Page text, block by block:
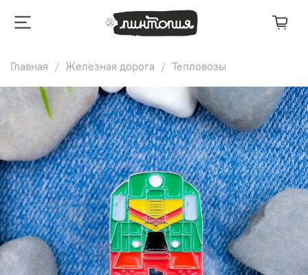
Главная Железная дорога Тепловозы